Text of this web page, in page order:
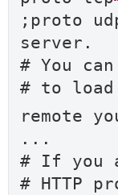
;proto
server.
# You
# to load
remote
...
# If you
# HTTP